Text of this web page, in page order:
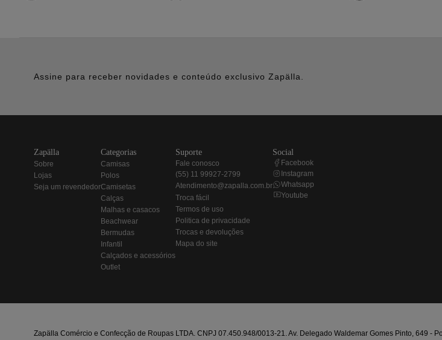
Assine para receber novidades e conteúdo exclusivo Zapälla.
zapälla
sobre
lojas
seja um revendedor
categorias
camisas
polos
camisetas
calças
malhas e casacos
beachwear
bermudas
infantil
calçados e acessórios
outlet
suporte
fale conosco
(55) 11 99927-2799
atendimento@zapalla.com.br
troca fácil
termos de uso
politica de privacidade
trocas e devoluções
mapa do site
social
Facebook
Instagram
Whatsapp
Youtube
Zapälla Comércio e Confecção de Roupas LTDA. CNPJ 07.450.948/0013-21. Av. Delegado Waldemar Gomes Pinto, 649 -